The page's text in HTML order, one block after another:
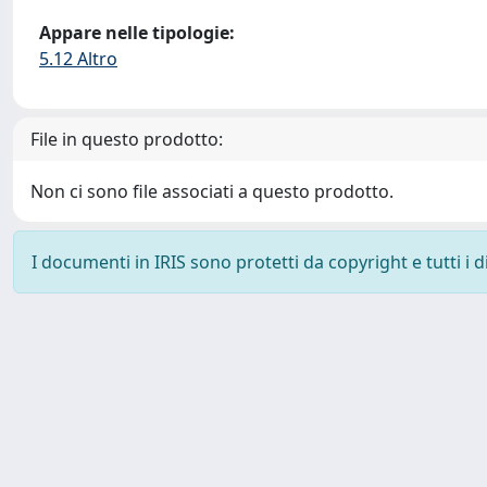
Appare nelle tipologie:
5.12 Altro
File in questo prodotto:
Non ci sono file associati a questo prodotto.
I documenti in IRIS sono protetti da copyright e tutti i